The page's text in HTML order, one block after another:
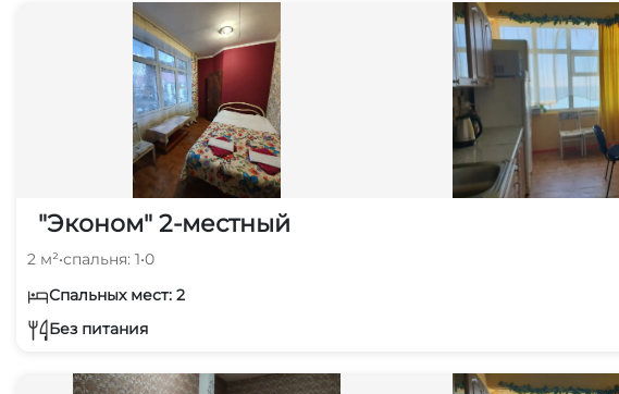
"Эконом" 2-местный
2 м²•спальня: 1•0
Спальных мест: 2
Без питания